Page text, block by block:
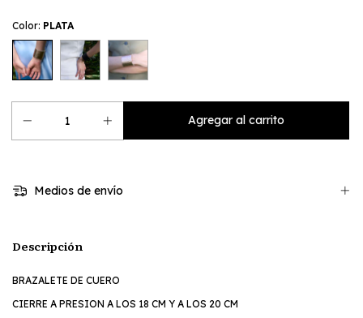
Color: PLATA
Medios de envío
Descripción
BRAZALETE DE CUERO
CIERRE A PRESION A LOS 18 CM Y A LOS 20 CM